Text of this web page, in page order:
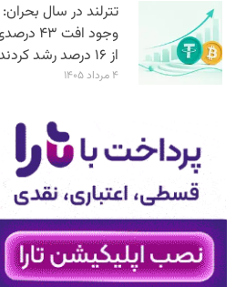
تترلند در سال بحران:
وجود
از ۱۶ درصد رشد کردند
۴ مرداد ۱۴۰۵